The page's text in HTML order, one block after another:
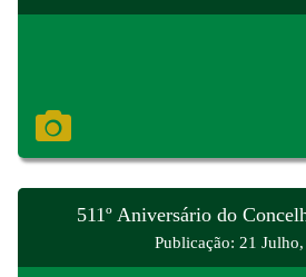
511º Aniversário do
Publicação: 21